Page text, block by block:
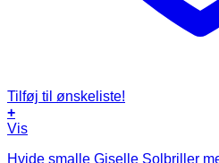
Tilføj til ønskeliste!
+
Vis
Hvide smalle Giselle Solbriller